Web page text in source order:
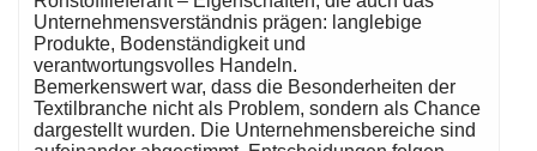
Unternehmensverständnis prägen: langlebige
Produkte, Bodenständigkeit und
verantwortungsvolles Handeln.
Bemerkenswert war, dass die Besonderheiten der
Textilbranche nicht als Problem, sondern als Chance
dargestellt wurden. Die Unternehmensbereiche sind